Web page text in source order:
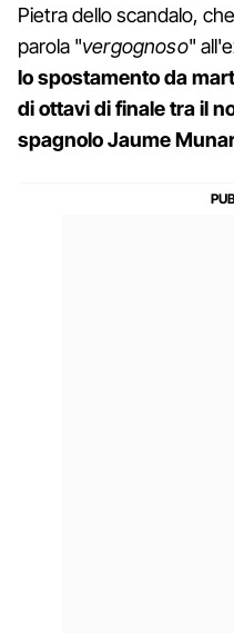
Pietra dello scandalo,
parola "vergognoso"
lo spostamento da
di ottavi di finale tra il
spagnolo Jaume